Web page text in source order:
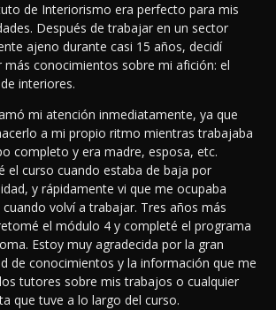
de Interiorismo era perfecto para mis
Después de trabajar en un sector
ajeno durante casi 15 años, decidí
más conocimientos sobre mi afición: el
interiores.
mi atención inmediatamente, ya que
a mi propio ritmo mientras trabajaba
completo y era madre, esposa, etc.
el curso cuando estaba de baja por
y rápidamente vi que me ocupaba
volví a trabajar. Tres años más
el módulo 4 y completé el programa
Estoy muy agradecida por la gran
de conocimientos y la información que me
tutores sobre mis trabajos o cualquier
que tuve a lo largo del curso.